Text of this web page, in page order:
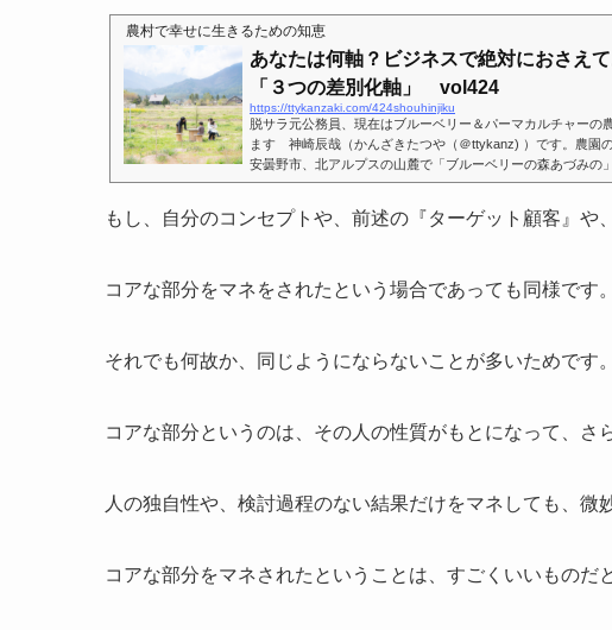
農村で幸せに生きるための知恵
あなたは何軸？ビジネスで絶対におさえ
「３つの差別化軸」 vol424
https://ttykanzaki.com/424shouhinjiku
脱サラ元公務員、現在はブルーベリー＆パーマカルチャーの
ます 神崎辰哉（かんざきたつや（＠ttykanz) ）です。農園
安曇野市、北アルプスの山麓で「ブルーベリーの森あづみの
⇒かんざきたつやのプロフィールページを見る⇒「ブルーベ
をみる今回は、ブルーベリー観光農園を始めるにあたり、絶
もし、自分のコンセプトや、前述の『ターゲット顧客』や
コアな部分をマネをされたという場合であっても同様です。
それでも何故か、同じようにならないことが多いためです。
コアな部分というのは、その人の性質がもとになって、さ
人の独自性や、検討過程のない結果だけをマネしても、微
コアな部分をマネされたということは、すごくいいものだ